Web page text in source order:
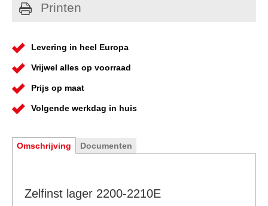
Printen
Levering in heel Europa
Vrijwel alles op voorraad
Prijs op maat
Volgende werkdag in huis
Omschrijving Documenten
Zelfinst lager 2200-2210E